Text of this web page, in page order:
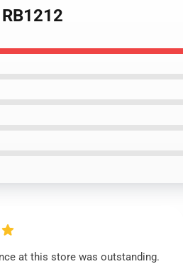
at this store was outstanding.